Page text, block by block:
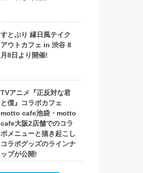
すとぷり 縁日風テイク
アウトカフェ in 渋谷 8
月8日より開催!
TVアニメ『正反対な君
と僕』コラボカフェ
motto cafe池袋・motto
cafe大阪2店舗でのコラ
ボメニューと描き起こし
コラボグッズのラインナ
ップが公開!